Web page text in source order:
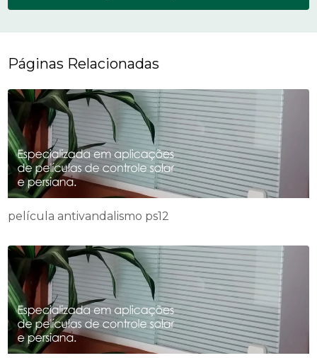
Páginas Relacionadas
película antivandalismo ps12